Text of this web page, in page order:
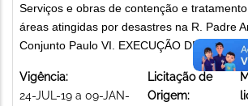
Serviços e obras de contenção e
áreas atingidas por desastres na R. Padre
Conjunto Paulo VI. EXECUÇÃO DE OBRAS
Vigência:
24-JUL-19 a 09-JAN-
Licitação de
Origem: